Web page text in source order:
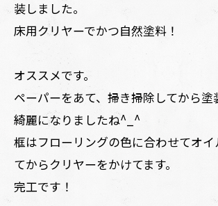
装しました。
床用クリヤーでかつ自然塗料！
オススメです。
ペーパーをあて、掃き掃除してから塗
綺麗になりましたね^_^
框はフローリングの色に合わせてオ
てからクリヤーをかけてます。
完工です！